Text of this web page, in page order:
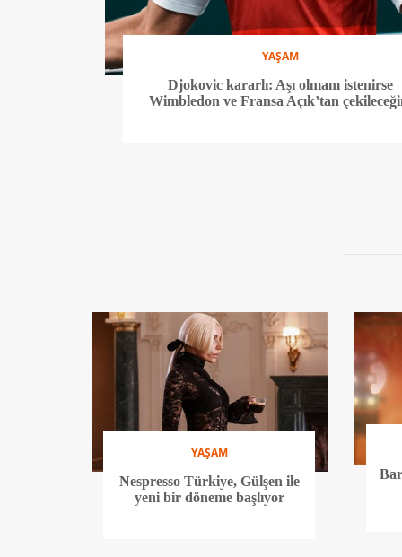
YAŞAM
Djokovic kararlı: Aşı olmam istenirse
Wimbledon ve Fransa Açık’tan
YAŞAM
Nespresso Türkiye, Gülşen ile
yeni bir döneme başlıyor